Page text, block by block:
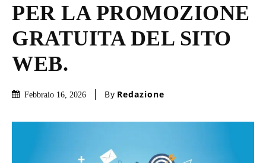
PER LA PROMOZIONE
GRATUITA DEL SITO
WEB.
Febbraio 16, 2026 By Redazione